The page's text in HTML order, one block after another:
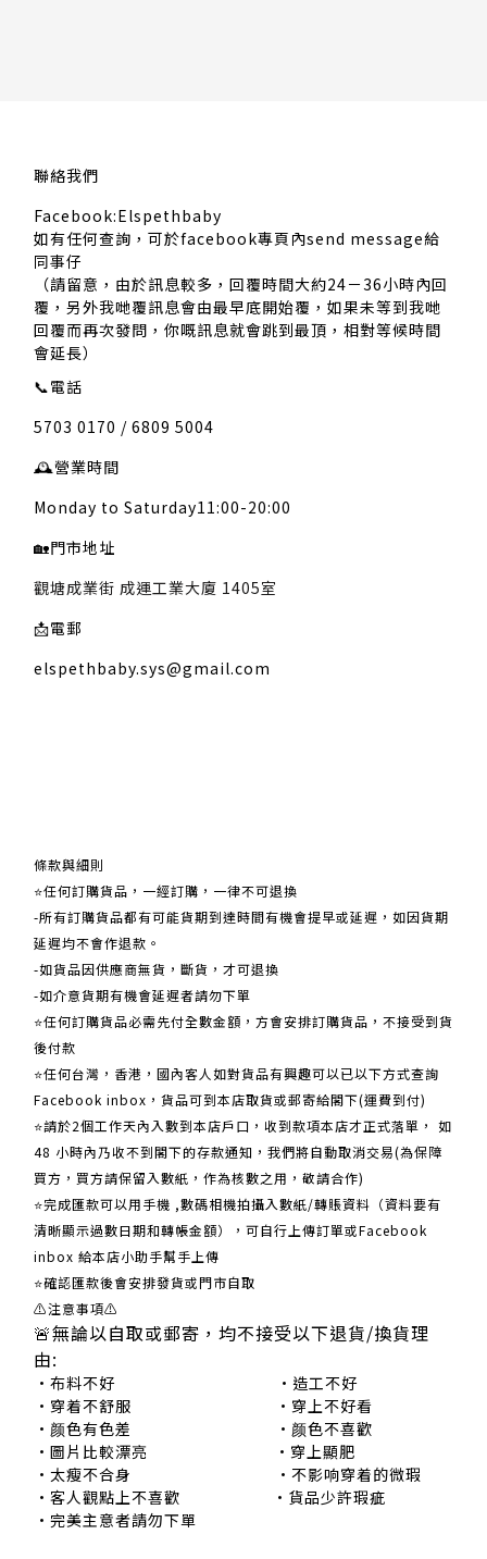
聯絡我們
Facebook:Elspethbaby
如有任何查詢，可於facebook專頁內send message給
同事仔
（請留意，由於訊息較多，回覆時間大約24－36小時內回
覆，另外我哋覆訊息會由最早底開始覆，如果未等到我哋
回覆而再次發問，你嘅訊息就會跳到最頂，相對等候時間
會延長）
📞電話
5703 0170 / 6809 5004
🕰️營業時間
Monday to Saturday11:00-20:00
🏡門市地址
觀塘成業街 成運工業大廈 1405室
📩電郵
elspethbaby.sys@gmail.com
條款與細則
⭐任何訂購貨品，一經訂購，一律不可退換
-所有訂購貨品都有可能貨期到達時間有機會提早或延遲，如因貨期
延遲均不會作退款。
-如貨品因供應商無貨，斷貨，才可退換
-如介意貨期有機會延遲者請勿下單
⭐任何訂購貨品必需先付全數金額，方會安排訂購貨品，不接受到貨
後付款
⭐任何台灣，香港，國內客人如對貨品有興趣可以已以下方式查詢
Facebook inbox，貨品可到本店取貨或郵寄給閣下(運費到付)
​​⭐請於2個工作天內入數到本店戶口，收到款項本店才正式落單， 如
48 小時內乃收不到閣下的存款通知，我們將自動取消交易(為保障
買方，買方請保留入數紙，作為核數之用，敬請合作)
⭐完成匯款可以用手機 ,數碼相機拍攝入數紙/轉賬資料（資料要有
清晰顯示過數日期和轉帳金額），可自行上傳訂單或Facebook
inbox 給本店小助手幫手上傳
⭐確認匯款後會安排發貨或門市自取
⚠注意事項⚠
🚨無論以自取或郵寄，均不接受以下退貨/換貨理
由:
•布料不好 •造工不好
•穿着不舒服 •穿上不好看
•颜色有色差 •颜色不喜歡
•圖片比較漂亮 •穿上顯肥
•太瘦不合身 •不影响穿着的微瑕
•客人觀點上不喜歡 •貨品少許瑕疵
•完美主意者請勿下單